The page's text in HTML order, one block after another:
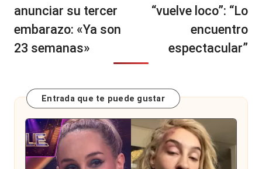
anunciar su tercer
embarazo: «Ya son
23 semanas»
“vuelve loco”: “Lo
encuentro
espectacular”
Entrada que te puede gustar